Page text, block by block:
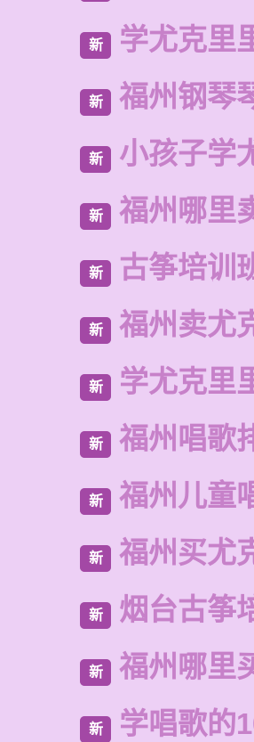
新 学尤克里
新 福州钢琴
新 小孩子学
新 福州哪里
新 古筝培训
新 福州卖尤
新 学尤克里
新 福州唱歌
新 福州儿童
新 福州买尤
新 烟台古筝
新 福州哪里
新 学唱歌的